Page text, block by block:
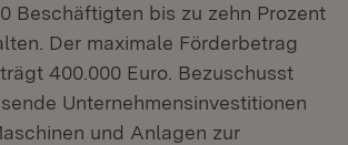
Beschäftigten bis zu zehn Prozent
Der maximale Förderbetrag
400.000 Euro. Bezuschusst
Unternehmensinvestitionen
und Anlagen zur